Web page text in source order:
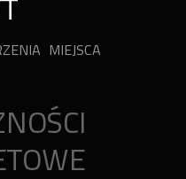
MIEJSCA